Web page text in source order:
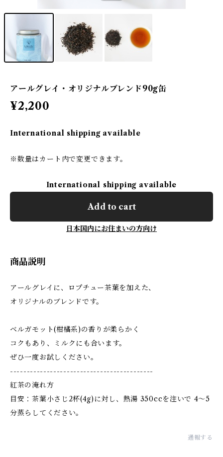
アールグレイ・オリジナルブレンド90g缶
¥2,200
International shipping available
※数量はカート内で変更できます。
International shipping available
Add to cart
日本国内にお住まいの方向け
商品説明
アールグレイに、ロプチュー茶葉を加えた、
オリジナルのブレンドです。
ベルガモット(柑橘系)の香りが柔らかく
コクもあり、ミルクにも合います。
ぜひ一度お試しください。
-------------------------------------------
紅茶の淹れ方
目安：茶葉小さじ2杯(4g)に対し、熱湯 350ccを注いで 4〜5
分蒸らしてください。
通報する